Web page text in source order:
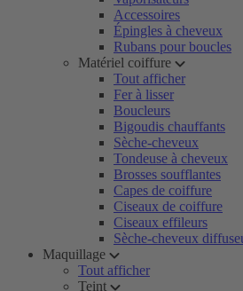
Accessoires
Épingles à cheveux
Rubans pour boucles
Matériel coiffure
Tout afficher
Fer à lisser
Boucleurs
Bigoudis chauffants
Sèche-cheveux
Tondeuse à cheveux
Brosses soufflantes
Capes de coiffure
Ciseaux de coiffure
Ciseaux effileurs
Sèche-cheveux
Maquillage
Tout afficher
Teint